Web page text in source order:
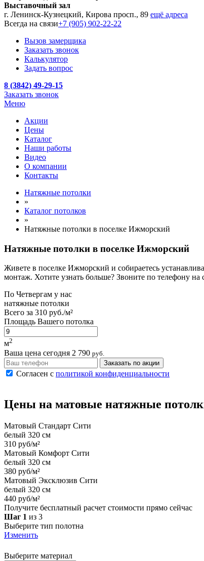
Выставочный зал
г. Ленинск-Кузнецкий, Кирова просп., 89 ещё адреса
Всегда на связи+7 (905) 902-22-22
Вызов замерщика
Заказать звонок
Калькулятор
Задать вопрос
8 (3842) 49-29-15
Заказать звонок
Меню
Акции
Цены
Каталог
Наши работы
Видео
О компании
Контакты
Натяжные потолки
»
Каталог потолков
»
Натяжные потолки в поселке Ижморский
Натяжные потолки в поселке Ижморский
Живете в поселке Ижморский и собираетесь
монтаж. Хотите узнать больше? Звоните по телефону на
По Четвергам у нас
натяжные потолки
Всего за 310 руб./м²
Площадь Вашего потолка
м2
Ваша цена сегодня 2 790 руб.
Заказать по акции
Согласен с политикой конфиденциальности
Цены на матовые натяжные
Матовый Стандарт Сити
белый 320 см
310 руб/м²
Матовый Комфорт Сити
белый 320 см
380 руб/м²
Матовый Эксклюзив Сити
белый 320 см
440 руб/м²
Получите бесплатный расчет стоимости прямо сейчас
Шаг 1 из 3
Выберите тип полотна
Изменить
Выберите материал